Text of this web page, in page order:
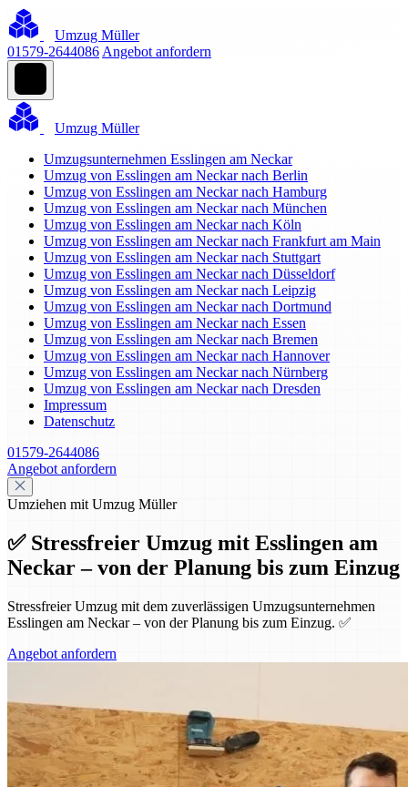
Umzug Müller
01579-2644086 Angebot anfordern
Umzug Müller
Umzugsunternehmen Esslingen am Neckar
Umzug von Esslingen am Neckar nach Berlin
Umzug von Esslingen am Neckar nach Hamburg
Umzug von Esslingen am Neckar nach München
Umzug von Esslingen am Neckar nach Köln
Umzug von Esslingen am Neckar nach Frankfurt am Main
Umzug von Esslingen am Neckar nach Stuttgart
Umzug von Esslingen am Neckar nach Düsseldorf
Umzug von Esslingen am Neckar nach Leipzig
Umzug von Esslingen am Neckar nach Dortmund
Umzug von Esslingen am Neckar nach Essen
Umzug von Esslingen am Neckar nach Bremen
Umzug von Esslingen am Neckar nach Hannover
Umzug von Esslingen am Neckar nach Nürnberg
Umzug von Esslingen am Neckar nach Dresden
Impressum
Datenschutz
01579-2644086
Angebot anfordern
Umziehen mit Umzug Müller
✅ Stressfreier Umzug mit Esslingen am
Neckar – von der Planung bis zum Einzug
Stressfreier Umzug mit dem zuverlässigen Umzugsunternehmen
Esslingen am Neckar – von der Planung bis zum Einzug. ✅
Angebot anfordern